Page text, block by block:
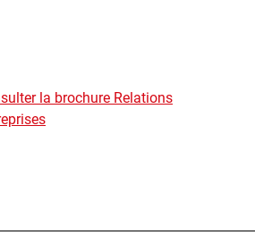
la brochure Relations